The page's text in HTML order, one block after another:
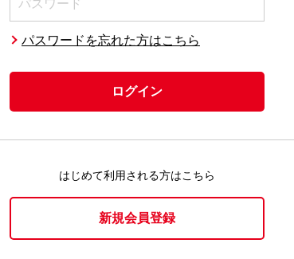
おおよその
1時間10分
難易度
このページを印刷
パスワードを忘れた方はこちら
ログイン
はじめて利用される方はこちら
新規会員登録